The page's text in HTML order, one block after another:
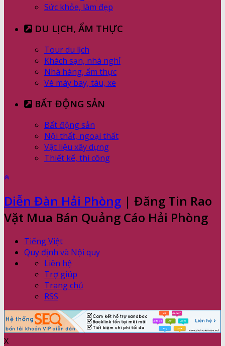
Sức khỏe, làm đẹp
DU LỊCH, ẨM THỰC
Tour du lịch
Khách sạn, nhà nghỉ
Nhà hàng, ẩm thực
Vé máy bay, tàu, xe
BẤT ĐỘNG SẢN
Bất động sản
Nội thất, ngoại thất
Vật liệu xây dựng
Thiết kế, thi công
Diễn Đàn Hải Phòng | Đăng Tin Rao
Vặt Mua Bán Quảng Cáo Hải Phòng
Tiếng Việt
Quy định và Nội quy
Liên hệ
Trợ giúp
Trang chủ
RSS
X